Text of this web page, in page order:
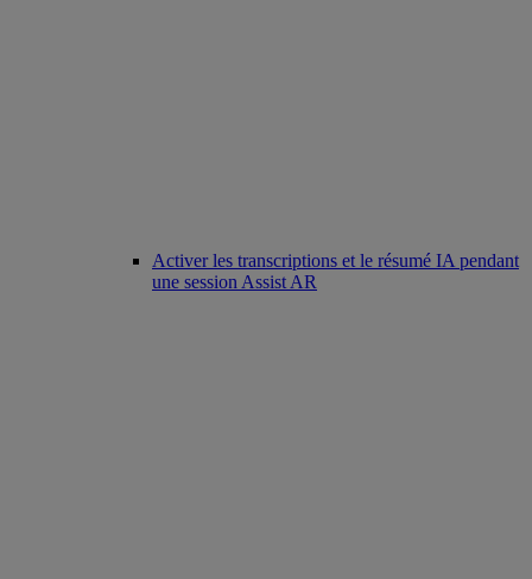
Activer les transcriptions et le résumé IA pendant
une session Assist AR